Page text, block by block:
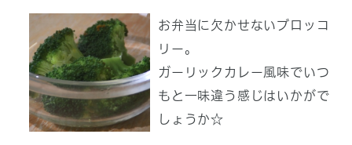
お弁当に欠かせないブロッコ
リー。
ガーリックカレー風味でいつ
もと一味違う感じはいかがで
しょうか☆